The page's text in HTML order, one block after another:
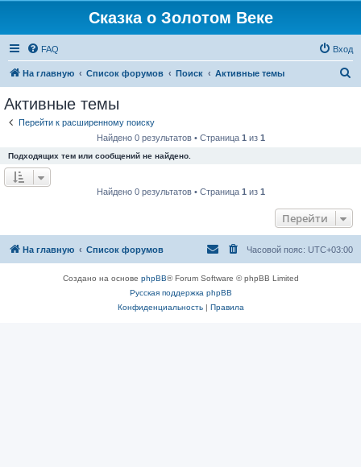
Сказка о Золотом Веке
FAQ Вход
На главную Список форумов Поиск Активные темы
Активные темы
Перейти к расширенному поиску
Найдено 0 результатов • Страница 1 из 1
Подходящих тем или сообщений не найдено.
Найдено 0 результатов • Страница 1 из 1
Перейти
На главную Список форумов Часовой пояс: UTC+03:00
Создано на основе phpBB® Forum Software © phpBB Limited
Русская поддержка phpBB
Конфиденциальность| Правила